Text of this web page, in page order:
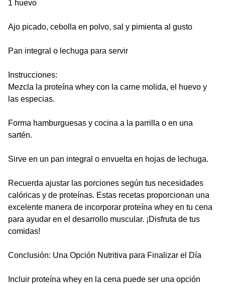
1 huevo
Ajo picado, cebolla en polvo, sal y pimienta al gusto
Pan integral o lechuga para servir
Instrucciones:
Mezcla la proteína whey con la carne molida, el huevo y
las especias.
Forma hamburguesas y cocina a la parrilla o en una
sartén.
Sirve en un pan integral o envuelta en hojas de lechuga.
Recuerda ajustar las porciones según tus necesidades
calóricas y de proteínas. Estas recetas proporcionan una
excelente manera de incorporar proteína whey en tu cena
para ayudar en el desarrollo muscular. ¡Disfruta de tus
comidas!
Conclusión: Una Opción Nutritiva para Finalizar el Día
Incluir proteína whey en la cena puede ser una opción